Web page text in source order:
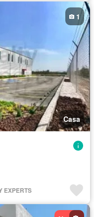
Casa
1
EXPERTS